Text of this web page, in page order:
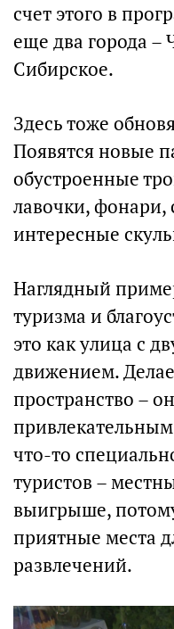
счет этого в
еще два города –
Сибирское.
Здесь тоже
Появятся новые
обустроенные
лавочки,
интересные
Наглядный
туризма и
это как улица с
движением.
пространство –
что-то
туристов –
выигрыше,
приятные места
развлечений.